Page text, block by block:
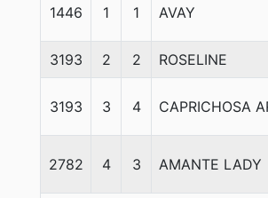
1446 1 1 AVAY
3193 2 2 ROSELINE
3193 3 4 CAPRICHOSA
2782 4 3 AMANTE LADY